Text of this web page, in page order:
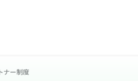
ナー制度